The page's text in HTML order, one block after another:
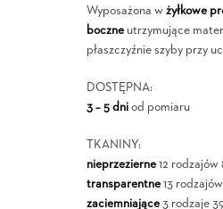
Wyposażona w żyłkowe
boczneutrzymujące
płaszczyźnie szyby przy
DOSTĘPNA:
3 – 5 dniod pomiaru
TKANINY:
nieprzezierne12 rodzajów
transparentne13
zaciemniające3 rodzaje